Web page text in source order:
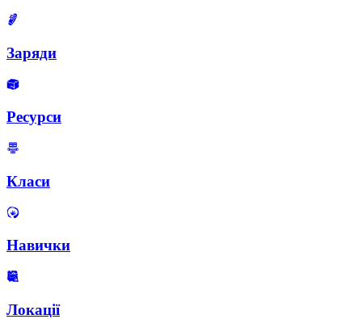
Заряди
Ресурси
Класи
Навички
Локації